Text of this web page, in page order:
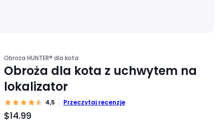
Obroża HUNTER® dla kota
Obroża dla kota z uchwytem na
lokalizator
4,5 Przeczytaj recenzje
$14.99
Cena